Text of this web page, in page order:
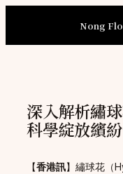
Nong
深入解析繡
科學綻放繽
【香港訊】繡球花（